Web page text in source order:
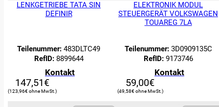
LENKGETRIEBE TATA SIN
DEFINIR
Teilenummer: 483DLTC49
RefID:8899644
Kontakt
147,51€
123,96€
ELEKTRONIK MODUL
STEUERGERÄT VOLKSWAGEN
TOUAREG 7LA
Teilenummer:3D0909135C
RefID:9173746
Kontakt
59,00€
49,58€